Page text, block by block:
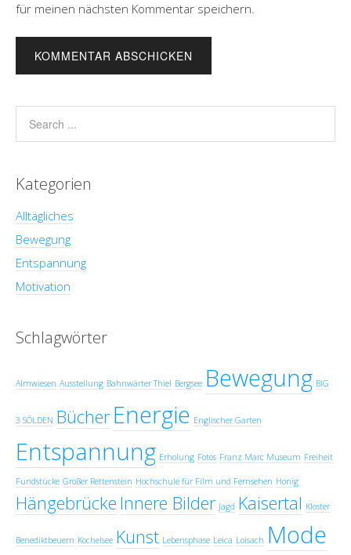
für meinen nächsten Kommentar speichern.
Kategorien
Alltägliches
Bewegung
Entspannung
Motivation
Schlagwörter
Almwiesen Ausstellung Bahnwärter Thiel Bergsee Bewegung BIG
3 SÖLDEN Bücher Energie Englischer Garten
Entspannung Erholung Fotos Franz Marc Museum Freiheit
Fundstücke Großer Rettenstein Hochschule für Film und Fernsehen Honig
Hängebrücke Innere Bilder Jagd Kaisertal Kloster
Benediktbeuern Kochelsee Kunst Lebensphase Leica Loisach Mode